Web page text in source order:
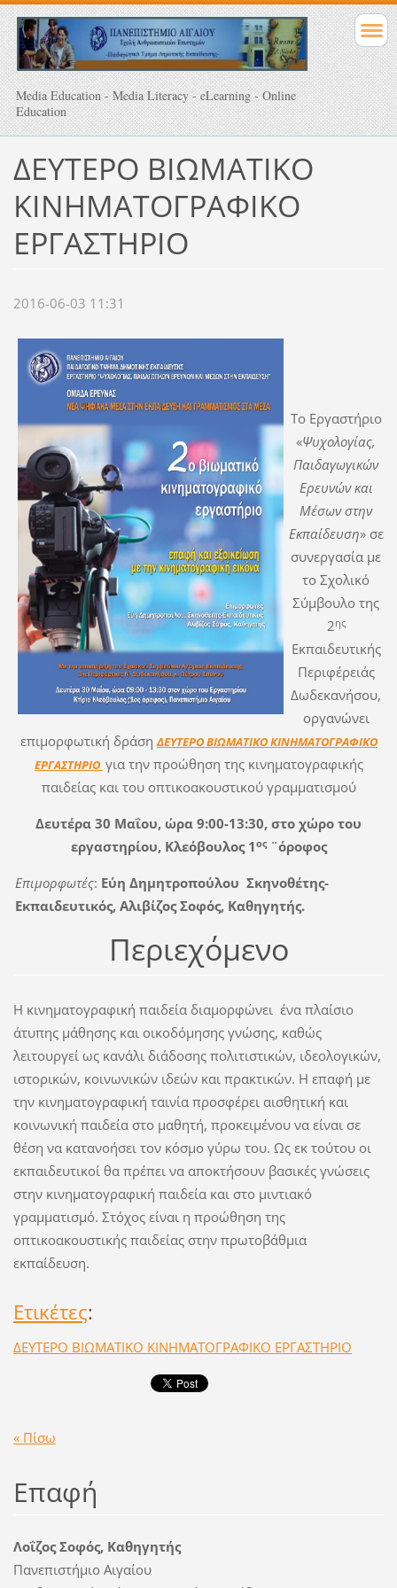
Media Education - Media Literacy - eLearning - Online
Education
ΔΕΥΤΕΡΟ ΒΙΩΜΑΤΙΚΟ
ΚΙΝΗΜΑΤΟΓΡΑΦΙΚΟ
ΕΡΓΑΣΤΗΡΙΟ
2016-06-03 11:31
Το Εργαστήριο
«Ψυχολογίας,
Παιδαγωγικών
Ερευνών και
Μέσων στην
Εκπαίδευση» σε
συνεργασία με
το Σχολικό
Σύμβουλο της
2ης
Εκπαιδευτικής
Περιφέρειάς
Δωδεκανήσου,
οργανώνει
επιμορφωτική δράσηΔΕΥΤΕΡΟ ΒΙΩΜΑΤΙΚΟΚΙΝΗΜΑΤΟΓΡΑΦΙΚΟ
ΕΡΓΑΣΤΗΡΙΟ για την προώθηση της κινηματογραφικής
παιδείας και του οπτικοακουστικού γραμματισμού
Δευτέρα 30 Μαΐου, ώρα 9:00-13:30, στο χώρο του
εργαστηρίου, Κλεόβουλος 1ος¨όροφος
Επιμορφωτές: Εύη Δημητροπούλου Σκηνοθέτης-
Εκπαιδευτικός, Αλιβίζος Σοφός, Καθηγητής.
Περιεχόμενο
Η κινηματογραφική παιδεία διαμορφώνει ένα πλαίσιο
άτυπης μάθησης και οικοδόμησης γνώσης, καθώς
λειτουργεί ως κανάλι διάδοσης πολιτιστικών, ιδεολογικών,
ιστορικών, κοινωνικών ιδεών και πρακτικών. Η επαφή με
την κινηματογραφική ταινία προσφέρει αισθητική και
κοινωνική παιδεία στο μαθητή, προκειμένου να είναι σε
θέση να κατανοήσει τον κόσμο γύρω του. Ως εκ τούτου οι
εκπαιδευτικοί θα πρέπει να αποκτήσουν βασικές γνώσεις
στην κινηματογραφική παιδεία και στο μιντιακό
γραμματισμό. Στόχος είναι η προώθηση της
οπτικοακουστικής παιδείας στην πρωτοβάθμια
εκπαίδευση.
Ετικέτες:
ΔΕΥΤΕΡΟ ΒΙΩΜΑΤΙΚΟ ΚΙΝΗΜΑΤΟΓΡΑΦΙΚΟ ΕΡΓΑΣΤΗΡΙΟ
« Πίσω
Επαφή
Λοΐζος Σοφός, Καθηγητής
Πανεπιστήμιο Αιγαίου